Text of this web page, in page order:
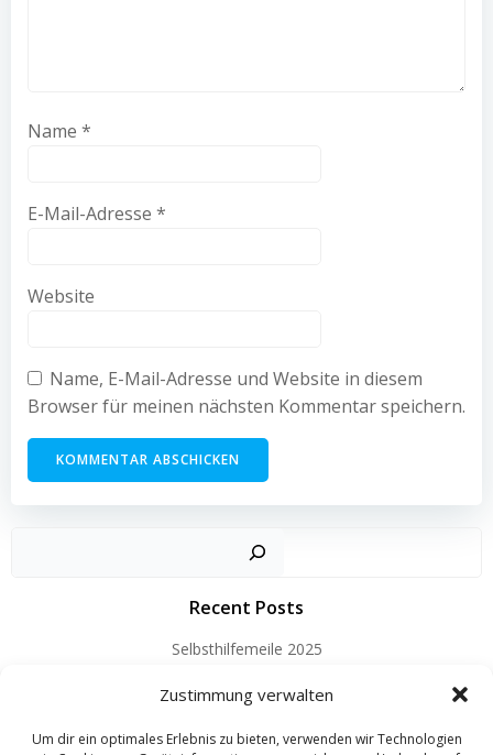
Zustimmung verwalten
Um dir ein optimales Erlebnis zu bieten, verwenden wir Technologien
Name *
E-Mail-Adresse *
Website
Name, E-Mail-Adresse und Website in diesem
Browser für meinen nächsten Kommentar speichern.
Recent Posts
Selbsthilfemeile 2025
Mobil trotz Schlaganfall
Selbsthilfemeile